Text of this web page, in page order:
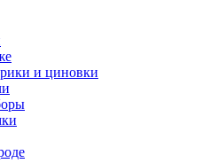
и циновки